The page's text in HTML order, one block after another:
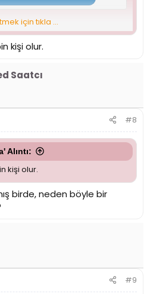
için tıkla ...
kişi olur.
Saatcı
#8
Alıntı:
kişi olur.
birde, neden böyle bir
#9